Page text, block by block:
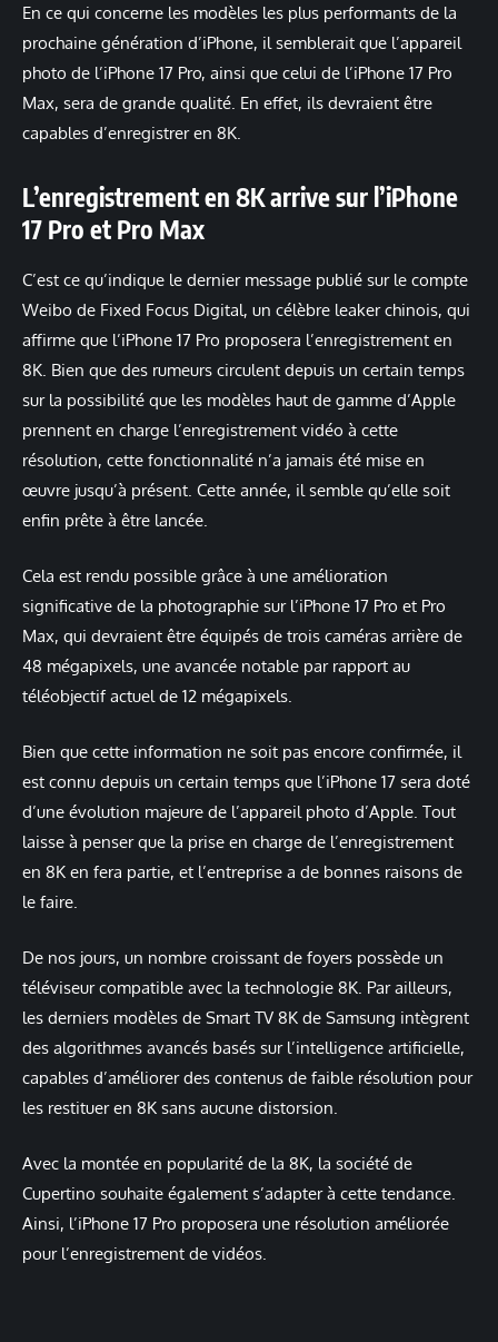
En ce qui concerne les modèles les plus performants de la
prochaine génération d’iPhone, il semblerait que l’appareil
photo de l’iPhone 17 Pro, ainsi que celui de l’iPhone 17 Pro
Max, sera de grande qualité. En effet, ils devraient être
capables d’enregistrer en 8K.
L’enregistrement en 8K arrive sur l’iPhone
17 Pro et Pro Max
C’est ce qu’indique le dernier message publié sur le compte
Weibo de Fixed Focus Digital, un célèbre leaker chinois, qui
affirme que l’iPhone 17 Pro proposera l’enregistrement en
8K. Bien que des rumeurs circulent depuis un certain temps
sur la possibilité que les modèles haut de gamme d’Apple
prennent en charge l’enregistrement vidéo à cette
résolution, cette fonctionnalité n’a jamais été mise en
œuvre jusqu’à présent. Cette année, il semble qu’elle soit
enfin prête à être lancée.
Cela est rendu possible grâce à une amélioration
significative de la photographie sur l’iPhone 17 Pro et Pro
Max, qui devraient être équipés de trois caméras arrière de
48 mégapixels, une avancée notable par rapport au
téléobjectif actuel de 12 mégapixels.
Bien que cette information ne soit pas encore confirmée, il
est connu depuis un certain temps que l’iPhone 17 sera doté
d’une évolution majeure de l’appareil photo d’Apple. Tout
laisse à penser que la prise en charge de l’enregistrement
en 8K en fera partie, et l’entreprise a de bonnes raisons de
le faire.
De nos jours, un nombre croissant de foyers possède un
téléviseur compatible avec la technologie 8K. Par ailleurs,
les derniers modèles de Smart TV 8K de Samsung intègrent
des algorithmes avancés basés sur l’intelligence artificielle,
capables d’améliorer des contenus de faible résolution pour
les restituer en 8K sans aucune distorsion.
Avec la montée en popularité de la 8K, la société de
Cupertino souhaite également s’adapter à cette tendance.
Ainsi, l’iPhone 17 Pro proposera une résolution améliorée
pour l’enregistrement de vidéos.